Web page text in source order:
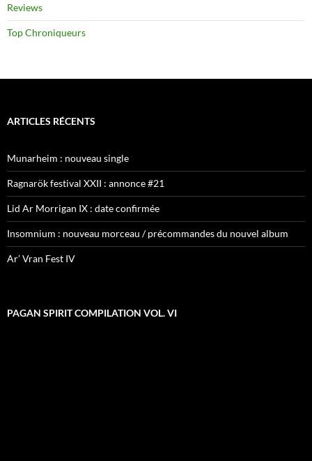
Reviews
Top Chroniqueurs
ARTICLES RÉCENTS
Munarheim : nouveau single
Ragnarök festival XXII : annonce #21
Lid Ar Morrigan IX : date confirmée
Insomnium : nouveau morceau / précommandes du nouvel album
Ar’ Vran Fest IV
PAGAN SPIRIT COMPILATION VOL. VI